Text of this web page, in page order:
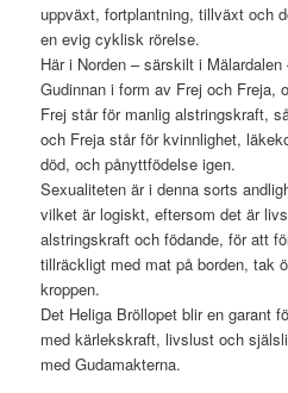
uppväxt, fortplantning, tillväxt och
en evig cyklisk rörelse.
Här i Norden – särskilt i
Gudinnan i form av Frej och Freja,
Frej står för manlig alstringskraft,
och Freja står för kvinnlighet,
död, och pånyttfödelse igen.
Sexualiteten är i denna sorts
vilket är logiskt, eftersom det är
alstringskraft och födande, för att
tillräckligt med mat på borden, tak
kroppen.
Det Heliga Bröllopet blir en garant
med kärlekskraft, livslust och
med Gudamakterna.